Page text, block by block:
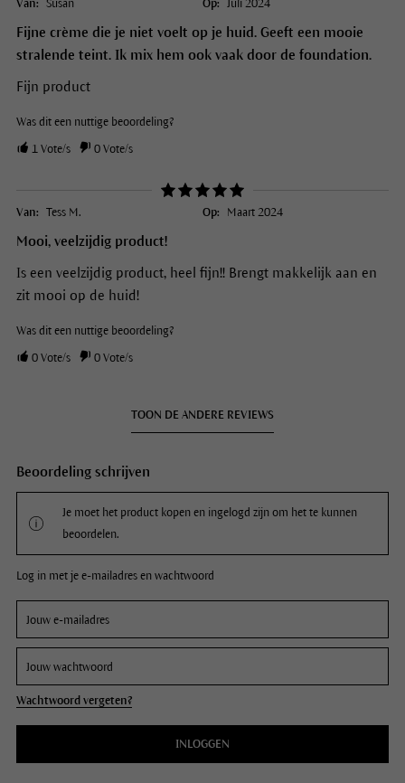
Van: Susan Op: Juli 2024
Fijne crème die je niet voelt op je huid. Geeft een mooie
stralende teint. Ik mix hem ook vaak door de foundation.
Fijn product
Was dit een nuttige beoordeling?
1Vote/s 0Vote/s
Van: Tess M. Op: Maart 2024
Mooi, veelzijdig product!
Is een veelzijdig product, heel fijn!! Brengt makkelijk aan en
zit mooi op de huid!
Was dit een nuttige beoordeling?
0Vote/s 0Vote/s
TOON DE ANDERE REVIEWS
Beoordeling schrijven
Je moet het product kopen en ingelogd zijn om het te kunnen
beoordelen.
Log in met je e-mailadres en wachtwoord
Wachtwoord vergeten?
INLOGGEN